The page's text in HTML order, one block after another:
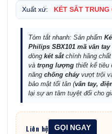
Xuất xứ: KÉT SẮT TRUNG
Tóm tắt nhanh: Sản phẩm
Philips SBX101 mã vân tay
dòng két sắtchính hãng
và trọng lượng thiết kế tiêu
năng chống cháyvượt trội
bảo mật tối tân (vân tay,
lại sự an tâm tuyệt đối cho
Liên hệ GỌI NGAY